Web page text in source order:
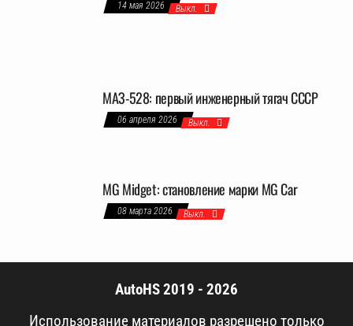
14 мая 2026 Выкл.
МАЗ-528: первый инженерный тягач СССР
06 апреля 2026 Выкл.
MG Midget: становление марки MG Car
08 марта 2026 Выкл.
AutoHS 2019 - 2026
Использование материалов разрешено только